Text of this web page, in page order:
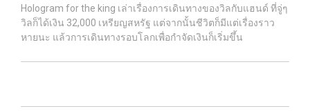
Hologram for the king เล่าเรื่องการเดินทางของวิลกับแฮนด์ ที่จู่ๆ
วิลก็ได้เงิน 32,000 เหรียญสหรัฐ แต่จากนั้นชีวิตก็มีแต่เรื่องราว
หายนะ แล้วการเดินทางรอบโลกเพื่อกำจัดเงินก็เริ่มขึ้น